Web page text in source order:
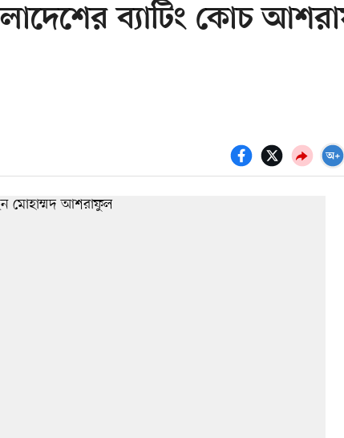
ব্যাটিং কোচ